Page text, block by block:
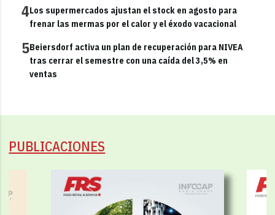
4Los supermercados ajustan el stock en agosto para
frenar las mermas por el calor y el éxodo vacacional
5Beiersdorf activa un plan de recuperación para NIVEA
tras cerrar el semestre con una caída del 3,5% en
ventas
PUBLICACIONES